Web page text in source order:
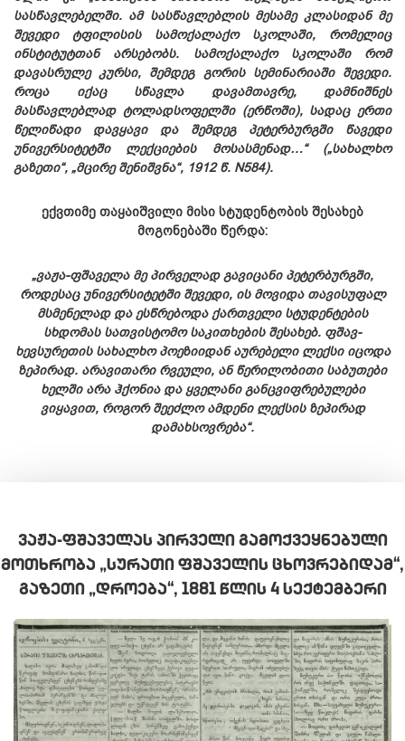
სასწავლებელში. ამ სასწავლებლის მესამე კლასიდან მე
შევედი ტფილისის სამოქალაქო სკოლაში, რომელიც
ინსტიტუტთან არსებობს. სამოქალაქო სკოლაში რომ
დავასრულე კურსი, შემდეგ გორის სემინარიაში შევედი.
როცა იქაც სწავლა დავამთავრე, დამნიშნეს
მასწავლებლად ტოლადსოფელში (ერწოში), სადაც ერთი
წელიწადი დავყავი და შემდეგ პეტერბურგში წავედი
უნივერსიტეტში ლექციების მოსასმენად…“ („სახალხო
გაზეთი“, „მცირე შენიშვნა“, 1912 წ. N584).
ექვთიმე თაყაიშვილი მისი სტუდენტობის შესახებ
მოგონებაში წერდა:
„ვაჟა-ფშაველა მე პირველად გავიცანი პეტერბურგში,
როდესაც უნივერსიტეტში შევედი, ის მოვიდა თავისუფალ
მსმენელად და ესწრებოდა ქართველი სტუდენტების
სხდომას სათვისტომო საკითხების შესახებ. ფშავ-
ხევსურეთის სახალხო პოეზიიდან აურებელი ლექსი იცოდა
ზეპირად. არავითარი რვეული, ან წერილობითი საბუთები
ხელში არა ჰქონია და ყველანი განცვიფრებულები
ვიყავით, როგორ შეეძლო ამდენი ლექსის ზეპირად
დამახსოვრება“.
ᲕᲐᲟᲐ-ᲤᲨᲐᲕᲔᲚᲐᲡ ᲞᲘᲠᲕᲔᲚᲘ ᲒᲐᲛᲝᲥᲕᲔᲧᲜᲔᲑᲣᲚᲘ
ᲛᲝᲗᲮᲠᲝᲑᲐ „ᲡᲣᲠᲐᲗᲘ ᲤᲨᲐᲕᲔᲚᲘᲡ ᲪᲮᲝᲕᲠᲔᲑᲘᲓᲐᲛ“,
ᲒᲐᲖᲔᲗᲘ „ᲓᲠᲝᲔᲑᲐ“, 1881 ᲬᲚᲘᲡ 4 ᲡᲔᲥᲢᲔᲛᲑᲔᲠᲘ